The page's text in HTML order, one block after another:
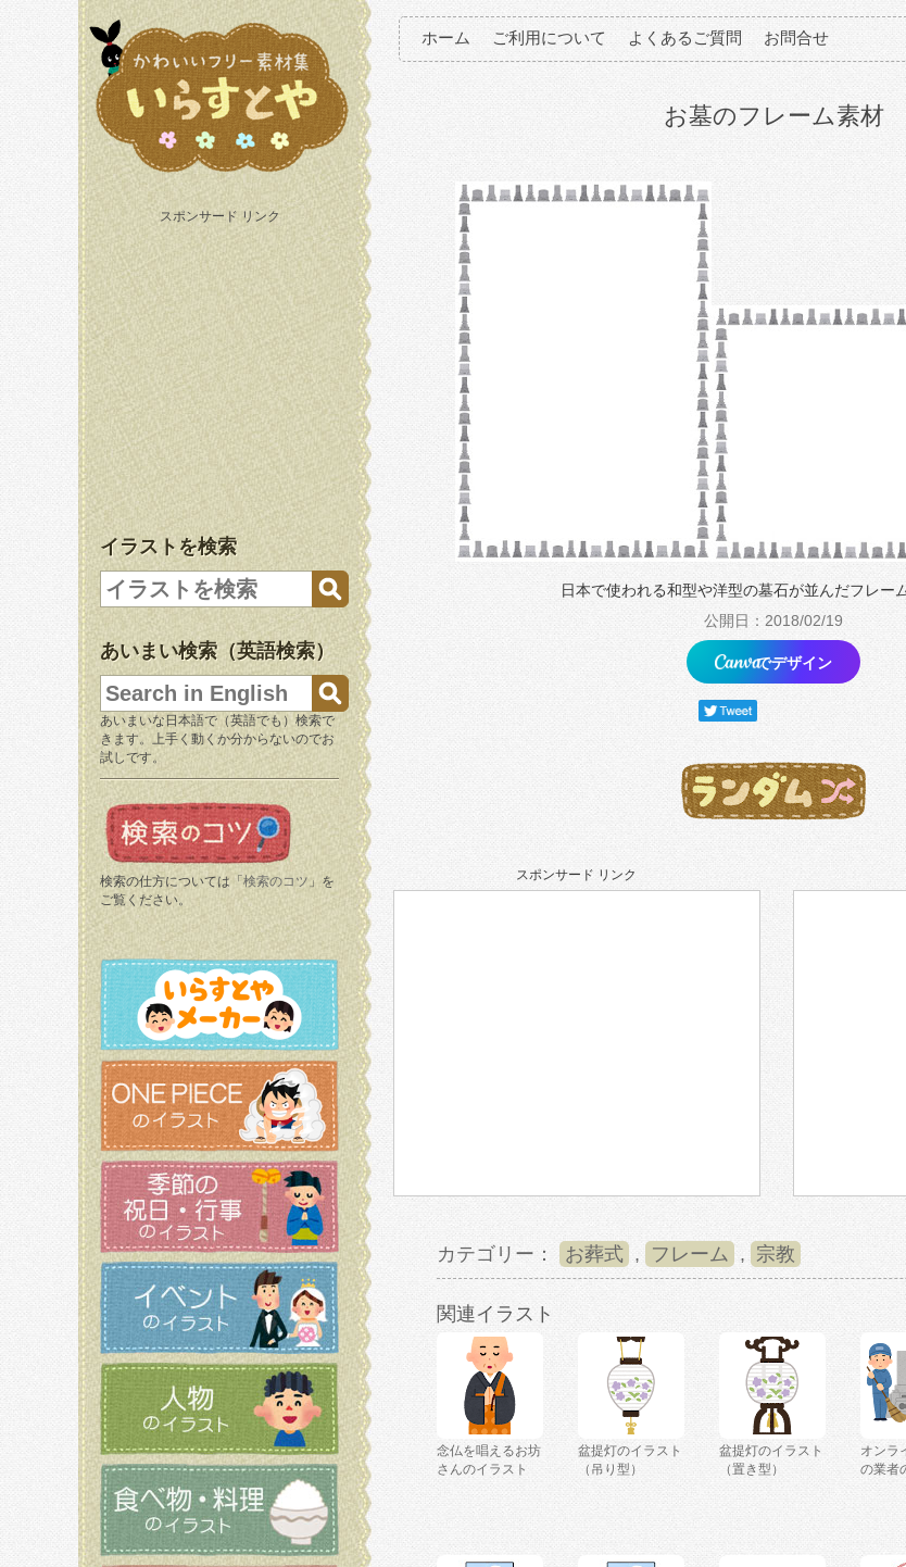
スポンサード リンク
イラストを検索
あいまい検索（英語検索）
あいまいな日本語で（英語でも）検索で
きます。上手く動くか分からないのでお
試しです。
検索の仕方については「 検索のコツ 」を
ご覧ください。
ホーム ご利用について よくあるご質問 お問合せ
お墓のフレーム素材
日本で使われる和型や洋型の墓石が並んだフレー
公開日：2018/02/19
でデザイン
スポンサード リンク
カテゴリー： お葬式 , フレーム , 宗教
関連イラスト
念仏を唱えるお坊
さんのイラスト
盆提灯のイラスト
（吊り型）
盆提灯のイラスト
（置き型）
オンラ
の業者